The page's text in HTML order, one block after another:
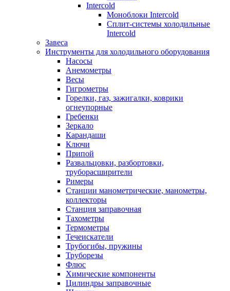
Intercold
Моноблоки Intercold
Сплит-системы холодильные
Intercold
Завеса
Инструменты для холодильного оборудования
Насосы
Анемометры
Весы
Гигрометры
Горелки, газ, зажигалки, коврики
огнеупорные
Гребенки
Зеркало
Карандаши
Ключи
Припой
Развальцовки, разбортовки,
труборасширители
Римеры
Станции манометрические, манометры,
коллекторы
Станция заправочная
Тахометры
Термометры
Течеискатели
Трубогибы, пружины
Труборезы
Флюс
Химические компоненты
Цилиндры заправочные